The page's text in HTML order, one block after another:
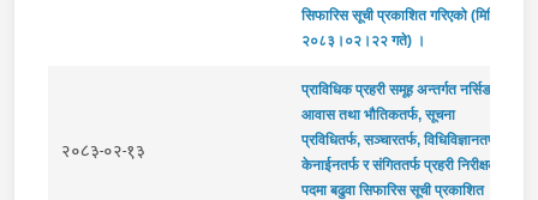
सिफारिस सूची प्रकाशित गरिएको (मिति:
२०८३।०२।२२ गते) ।
२०८३-०२-१३
प्राविधिक प्रहरी समूह अन्तर्गत नर्सिङतर्फ,
आवास तथा भौतिकतर्फ, सूचना
प्रविधितर्फ, सञ्चारतर्फ, विधिविज्ञानतर्फ,
केनाईनतर्फ र संगिततर्फ प्रहरी निरीक्षक
पदमा बढुवा सिफारिस सूची प्रकाशित